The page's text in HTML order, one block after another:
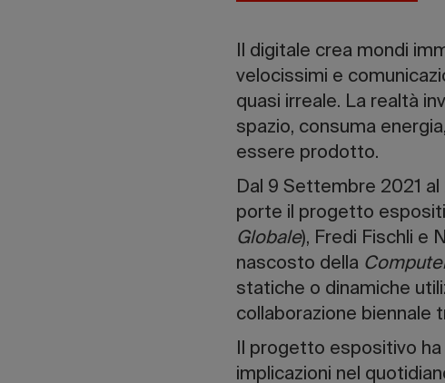
Il digitale crea mondi
velocissimi e
quasi irreale. La realtà
spazio, consuma
essere prodotto.
Dal 9 Settembre 2021
porte il progetto
Globale), Fredi Fischli e
nascosto della
statiche o dinamiche
collaborazione biennale
Il progetto espositivo ha
implicazioni nel